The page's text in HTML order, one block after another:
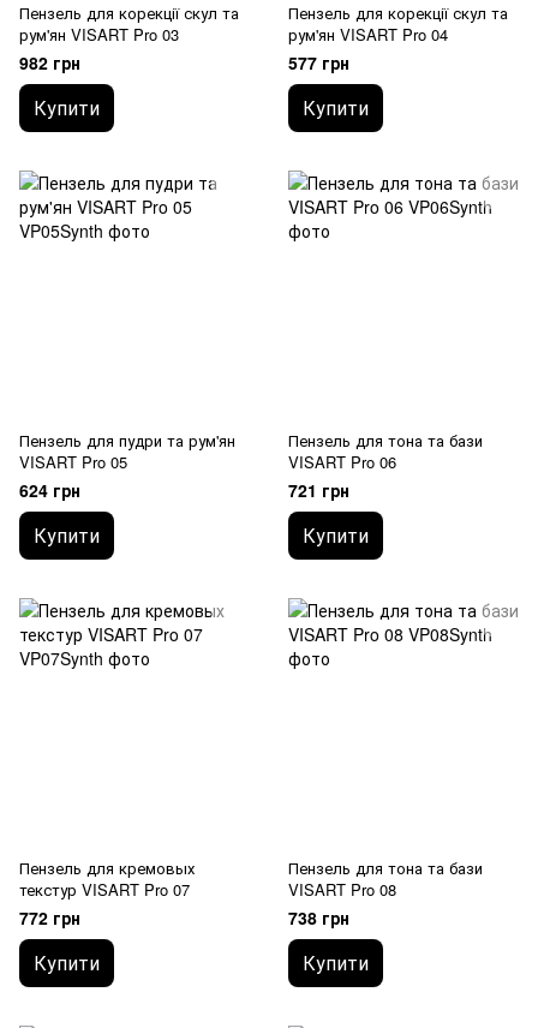
Пензель для корекції скул та
рум'ян VISART Pro 03
982 грн
Купити
Пензель для корекції скул та
рум'ян VISART Pro 04
577 грн
Купити
Пензель для пудри та рум'ян
VISART Pro 05
624 грн
Купити
Пензель для тона та бази
VISART Pro 06
721 грн
Купити
Пензель для кремовых
текстур VISART Pro 07
772 грн
Купити
Пензель для тона та бази
VISART Pro 08
738 грн
Купити